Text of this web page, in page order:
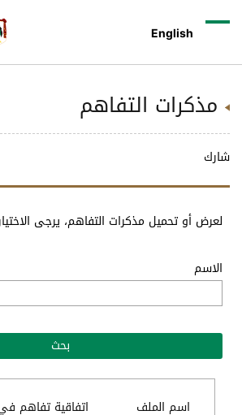
English
مذكرات التفاهم
شارك
لعرض أو تحميل مذكرات التفاهم، يرجى
الاسم
اسم الملف اتفاقية تفاهم